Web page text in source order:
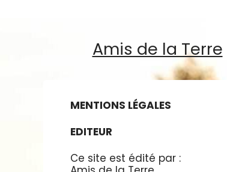
Amis de la Terre
MENTIONS LÉGALES
EDITEUR
Ce site est édité par :